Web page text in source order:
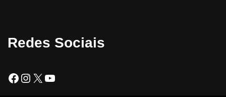
Redes Sociais